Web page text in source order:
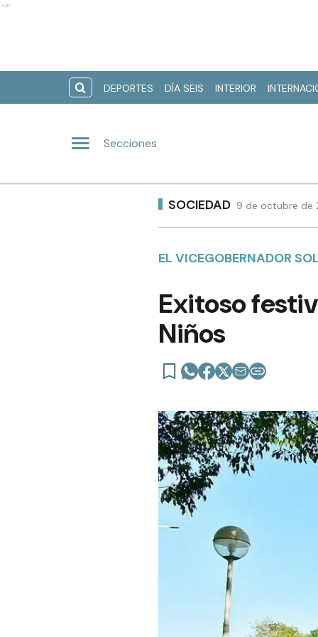
Ads
DEPORTES DÍA SEIS INTERIOR
Secciones
SOCIEDAD 9 de octubre de
EL VICEGOBERNADOR
Exitoso
Niños